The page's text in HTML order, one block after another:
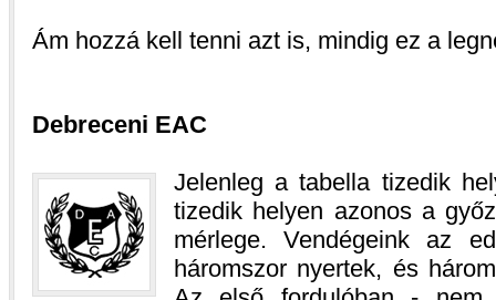
Ám hozzá kell tenni azt is, mindig ez a
Debreceni EAC
Jelenleg a tabella tizedik
tizedik helyen azonos a
mérlege. Vendégeink az
háromszor nyertek, és